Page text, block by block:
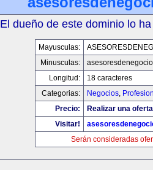
El dueño de este dominio lo
Mayusculas:
Minusculas:
Longitud:
18 caracteres
Categorias:
Negocios,
Precio:
Realizar una
Visitar!
Serán consideradas